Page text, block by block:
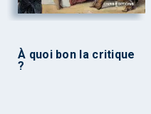
À quoi bon la critique
?